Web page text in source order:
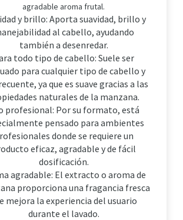
agradable aroma frutal.
y brillo: Aporta suavidad, brillo y
al cabello, ayudando
también a desenredar.
todo tipo de cabello: Suele ser
para cualquier tipo de cabello y
ya que es suave gracias a las
naturales de la manzana.
profesional: Por su formato, está
pensado para ambientes
donde se requiere un
eficaz, agradable y de fácil
dosificación.
agradable: El extracto o aroma de
proporciona una fragancia fresca
mejora la experiencia del usuario
durante el lavado.